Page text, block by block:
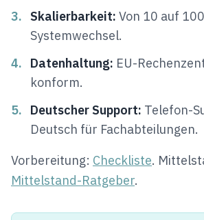
3.
Skalierbarkeit: Von 10 auf
Systemwechsel.
4.
Datenhaltung: EU-
konform.
5.
Deutscher Support: Telefon-
Deutsch für Fachabteilungen.
Vorbereitung: Checkliste.
Mittelstand-Ratgeber.